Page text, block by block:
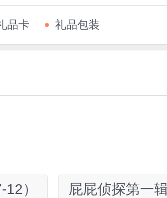
品卡 礼品包装
） 屁屁侦探第一